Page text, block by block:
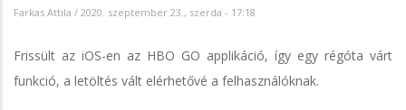
Farkas Attila / 2020. szeptember 23., szerda - 17:18
Frissült az iOS-en az HBO GO applikáció, így egy régóta várt
funkció, a letöltés vált elérhetővé a felhasználóknak.